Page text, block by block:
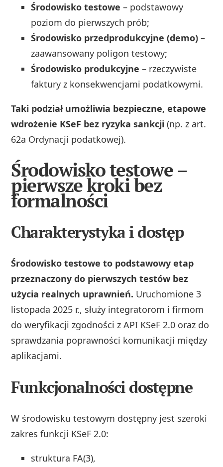
Środowisko testowe – podstawowy
poziom do pierwszych prób;
Środowisko przedprodukcyjne (demo) –
zaawansowany poligon testowy;
Środowisko produkcyjne – rzeczywiste
faktury z konsekwencjami podatkowymi.
Taki podział umożliwia bezpieczne, etapowe
wdrożenie KSeF bez ryzyka sankcji (np. z art.
62a Ordynacji podatkowej).
Środowisko testowe –
pierwsze kroki bez
formalności
Charakterystyka i dostęp
Środowisko testowe to podstawowy etap
przeznaczony do pierwszych testów bez
użycia realnych uprawnień. Uruchomione 3
listopada 2025 r., służy integratorom i firmom
do weryfikacji zgodności z API KSeF 2.0 oraz do
sprawdzania poprawności komunikacji między
aplikacjami.
Funkcjonalności dostępne
W środowisku testowym dostępny jest szeroki
zakres funkcji KSeF 2.0:
struktura FA(3),